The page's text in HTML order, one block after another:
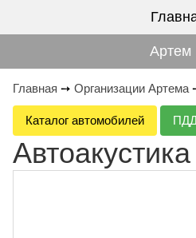
Артем
Главная ➙ Организации Артема
Каталог автомобилей